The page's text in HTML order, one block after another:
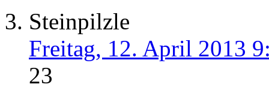
Steinpilzle
Freitag, 12. April 2013
23